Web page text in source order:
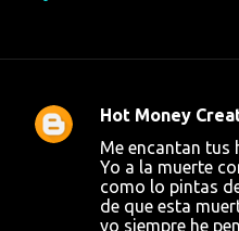
C
Hot Money
Me encantan tus
Yo a la muerte
como lo pintas
de que esta
yo siempre he